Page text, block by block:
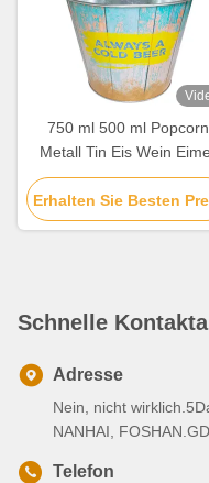
750 ml 500 ml Popcorn
Metall Tin Eis Wein Eimer
Verzinkter Eimer mit
Erhalten Sie Besten
Schnelle
Adresse
Nein, nicht
NANHAI, FOSHAN.GD.
Telefon